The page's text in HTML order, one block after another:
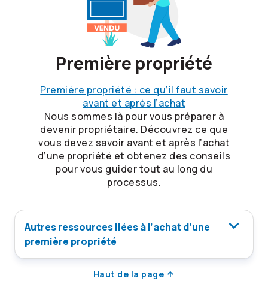
Première propriété
Première propriété : ce qu’il faut savoir
avant et après l’achat
Nous sommes là pour vous préparer à
devenir propriétaire. Découvrez ce que
vous devez savoir avant et après l’achat
d’une propriété et obtenez des conseils
pour vous guider tout au long du
processus.
Autres ressources liées à l’achat d’une
première propriété
Haut de la page